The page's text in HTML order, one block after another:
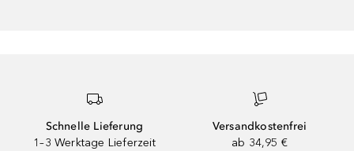
Schnelle Lieferung
1–3 Werktage Lieferzeit
Versandkostenfrei
ab 34,95 €